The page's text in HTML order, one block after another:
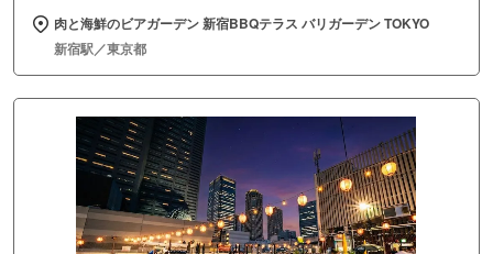
肉と海鮮のビアガーデン 新宿BBQテラス バリガーデン TOKYO
新宿駅／東京都